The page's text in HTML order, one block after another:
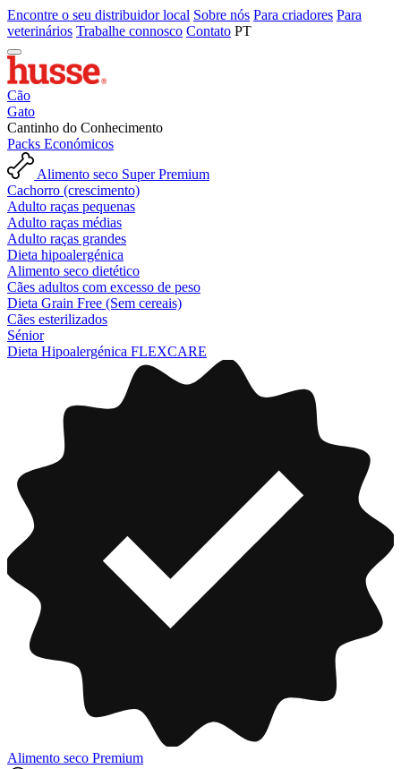
Encontre o seu distribuidor local Sobre nós Para criadores Para
veterinários Trabalhe connosco Contato PT
Cão
Gato
Cantinho do Conhecimento
Packs Económicos
Alimento seco Super Premium
Cachorro (crescimento)
Adulto raças pequenas
Adulto raças médias
Adulto raças grandes
Dieta hipoalergénica
Alimento seco dietético
Cães adultos com excesso de peso
Dieta Grain Free (Sem cereais)
Cães esterilizados
Sénior
Dieta Hipoalergénica FLEXCARE
Alimento seco Premium